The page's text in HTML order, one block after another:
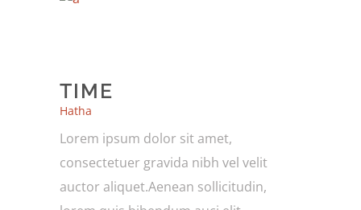
TIME
Hatha
Lorem ipsum dolor sit amet,
consectetuer gravida nibh vel velit
auctor aliquet.Aenean sollicitudin,